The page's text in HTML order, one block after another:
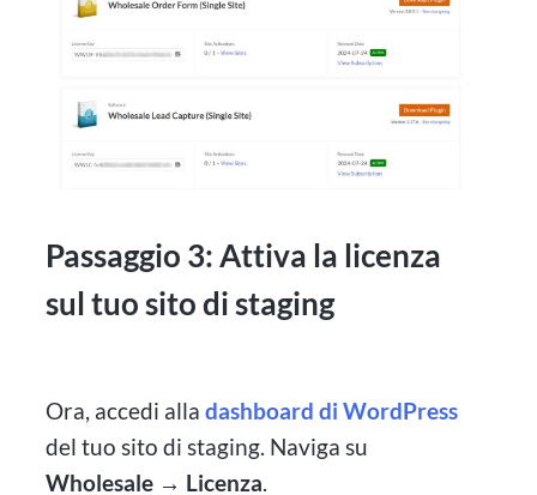
Passaggio 3: Attiva la licenza
sul tuo sito di staging
Ora, accedi alladashboard di WordPress
del tuo sito di staging. Naviga su
Wholesale → Licenza.